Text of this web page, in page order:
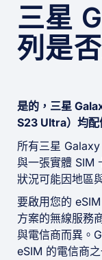
三星
列是
是的，三星
S23 Ultra）均
所有三星
與一張實體 SIM
狀況可能因地區
要啟用您的
方案的無線服務
與電信商而異。
eSIM 的電信商